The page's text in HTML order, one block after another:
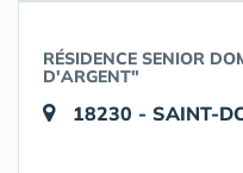
RÉSIDENCE SENIOR
D'ARGENT"
18230 - SAINT-